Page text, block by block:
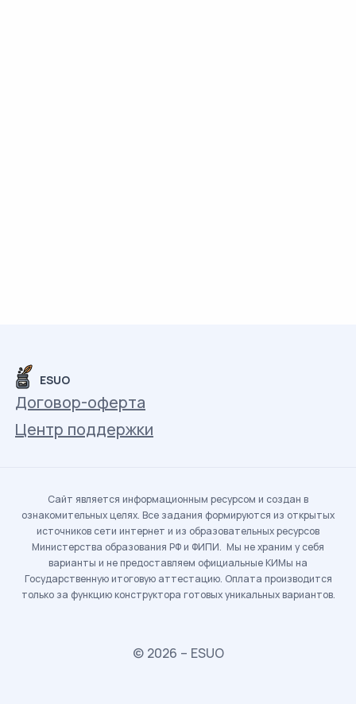
ESUO
Договор-оферта
Центр поддержки
Сайт является информационным ресурсом и создан в
ознакомительных целях. Все задания формируются из открытых
источников сети интернет и из образовательных ресурсов
Министерства образования РФ и ФИПИ. Мы не храним у себя
варианты и не предоставляем официальные КИМы на
Государственную итоговую аттестацию. Оплата производится
только за функцию конструктора готовых уникальных вариантов.
© 2026 – ESUO